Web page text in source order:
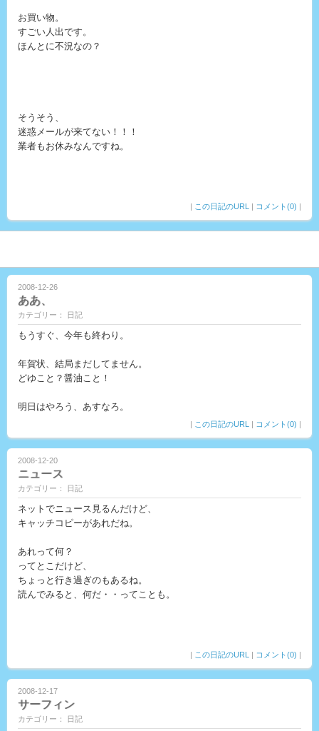
お買い物。
すごい人出です。
ほんとに不況なの？
そうそう、
迷惑メールが来てない！！！
業者もお休みなんですね。
| この日記のURL | コメント(0) |
2008-12-26
ああ、
カテゴリー： 日記
もうすぐ、今年も終わり。
年賀状、結局まだしてません。
どゆこと？醤油こと！
明日はやろう、あすなろ。
| この日記のURL | コメント(0) |
2008-12-20
ニュース
カテゴリー： 日記
ネットでニュース見るんだけど、
キャッチコピーがあれだね。
あれって何？
ってとこだけど、
ちょっと行き過ぎのもあるね。
読んでみると、何だ・・ってことも。
| この日記のURL | コメント(0) |
2008-12-17
サーフィン
カテゴリー： 日記